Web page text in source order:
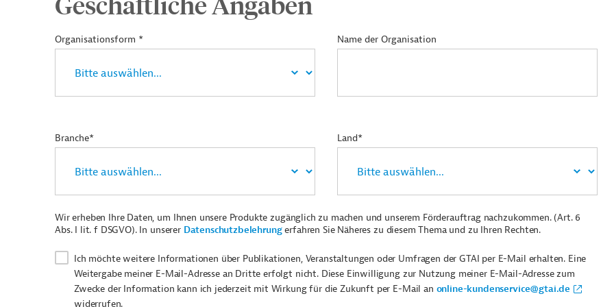
Organisationsform * Name der Organisation
Branche* Land*
Wir erheben Ihre Daten, um Ihnen unsere Produkte zugänglich zu machen und unserem Förderauftrag nachzukommen. (Art. 6
Abs. I lit. f DSGVO). In unserer Datenschutzbelehrungerfahren Sie Näheres zu diesem Thema und zu Ihren Rechten.
Ich möchte weitere Informationen über Publikationen, Veranstaltungen oder Umfragen der GTAI per E-Mail erhalten. Eine
Weitergabe meiner E-Mail-Adresse an Dritte erfolgt nicht. Diese Einwilligung zur Nutzung meiner E-Mail-Adresse zum
Zwecke der Information kann ich jederzeit mit Wirkung für die Zukunft per E-Mail an online-kundenservice@gtai.de
widerrufen.